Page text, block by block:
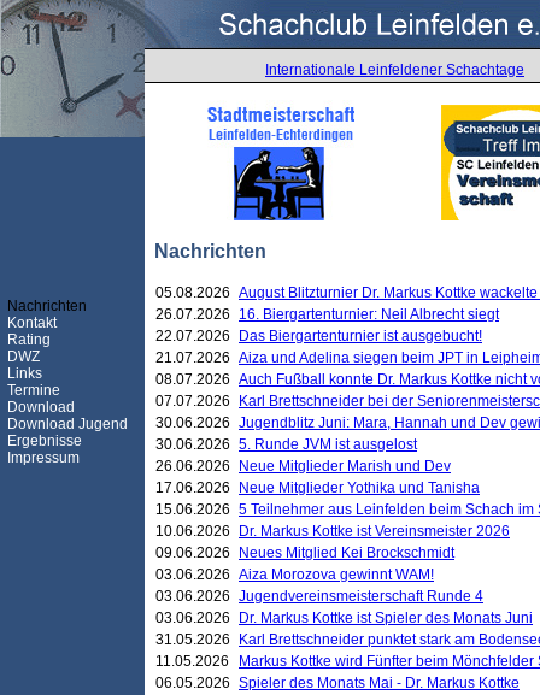
Internationale Leinfeldener Schachtage
Nachrichten
Nachrichten
Kontakt
Rating
DWZ
Links
Termine
Download
Download Jugend
Ergebnisse
Impressum
05.08.2026 August Blitzturnier Dr. Markus Kottke
26.07.2026
16. Biergartenturnier: Neil Albrecht siegt
22.07.2026
Das Biergartenturnier ist ausgebucht!
21.07.2026 Aiza und Adelina siegen beim JPT in
08.07.2026 Auch Fußball konnte Dr. Markus Kottke nicht
07.07.2026
Karl Brettschneider bei der
30.06.2026 Jugendblitz Juni: Mara, Hannah und Dev
30.06.2026 5. Runde JVM ist ausgelost
26.06.2026
Neue Mitglieder Marish und Dev
17.06.2026
Neue Mitglieder Yothika und Tanisha
15.06.2026 5 Teilnehmer aus Leinfelden beim Schach
10.06.2026
Dr. Markus Kottke ist Vereinsmeister 2026
09.06.2026
Neues Mitglied Kei Brockschmidt
03.06.2026 Aiza Morozova gewinnt WAM!
03.06.2026 Jugendvereinsmeisterschaft Runde 4
03.06.2026
Dr. Markus Kottke ist Spieler des Monats Juni
31.05.2026
Karl Brettschneider punktet stark am
11.05.2026
Markus Kottke wird Fünfter beim
06.05.2026 Spieler des Monats Mai - Dr. Markus Kottke